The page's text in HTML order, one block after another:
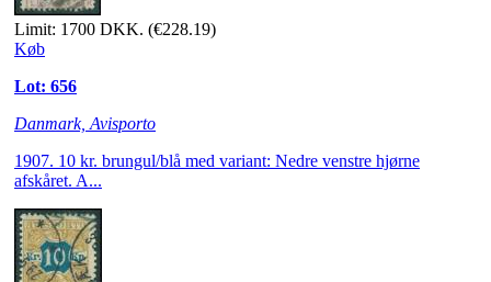
Limit: 1700 DKK. (€228.19)
Køb
Lot: 656
Danmark, Avisporto
1907. 10 kr. brungul/blå med variant: Nedre venstre hjørne
afskåret. A...